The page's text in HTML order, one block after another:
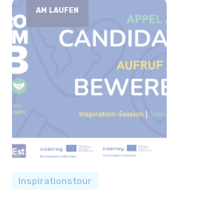
AM LAUFEN
Inspirationstour